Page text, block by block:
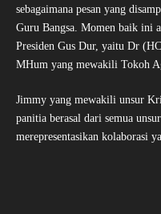
sebagaimana pesan yang
Guru Bangsa. Momen baik ini
Presiden Gus Dur, yaitu Dr
MHum yang mewakili Tokoh
Jimmy yang mewakili unsur
panitia berasal dari semua
merepresentasikan kolaborasi